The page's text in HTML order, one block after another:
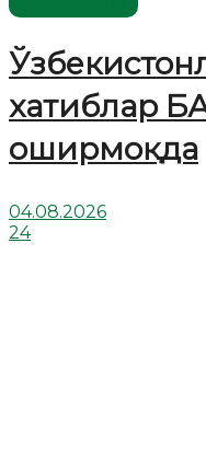
хатиблар
оширмоқда
04.08.2026
24